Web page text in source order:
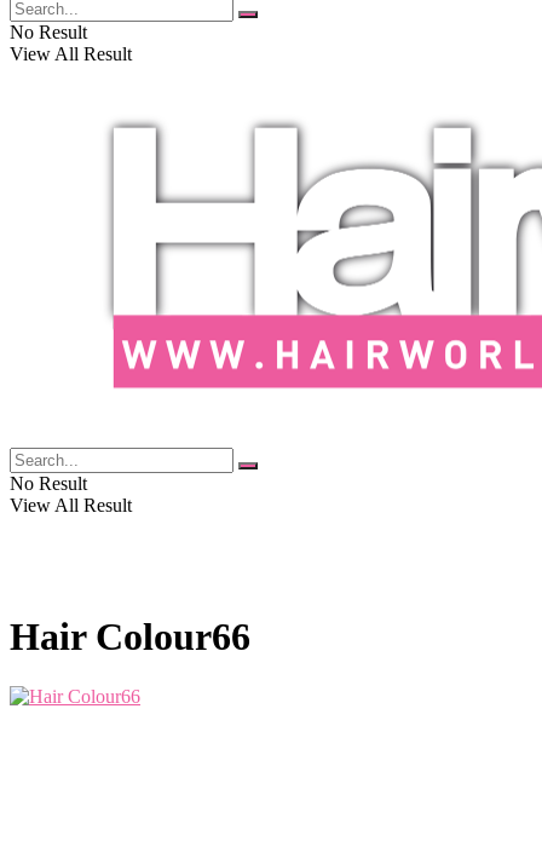
No Result
View All Result
No Result
View All Result
Hair Colour66